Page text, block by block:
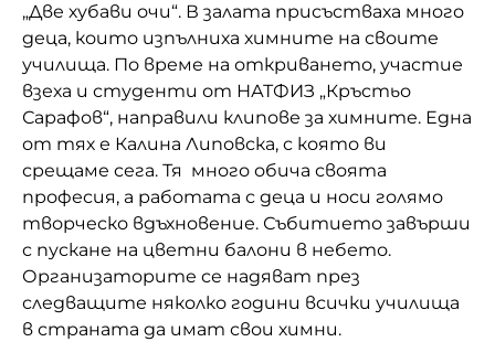
„Две хубави очи“. В залата присъстваха много
деца, които изпълниха химните на своите
училища. По време на откриването, участие
взеха и студенти от НАТФИЗ „Кръстьо
Сарафов“, направили клипове за химните. Една
от тях е Калина Липовска, с която ви
срещаме сега. Тя много обича своята
професия, а работата с деца и носи голямо
творческо вдъхновение. Събитието завърши
с пускане на цветни балони в небето.
Организаторите се надяват през
следващите няколко години всички училища
в страната да имат свои химни.